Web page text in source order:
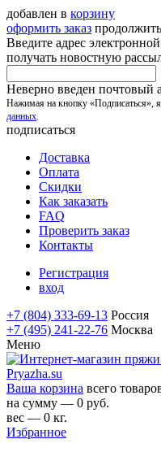
добавлен в корзину
оформить заказ
Введите адрес
получать новостную
Неверно введен почтовый
Нажимая на кнопку «Подписаться»,
данных.
подписаться
Доставка
Оплата
Скидки
Как заказать
FAQ
Проверить заказ
Контакты
Регистрация
вход
+7 (804) 333-69-13 Россия
+7 (495) 241-22-76 Москва
Меню
Ваша корзина всего
на сумму — 0 руб.
вес — 0 кг.
Избранное